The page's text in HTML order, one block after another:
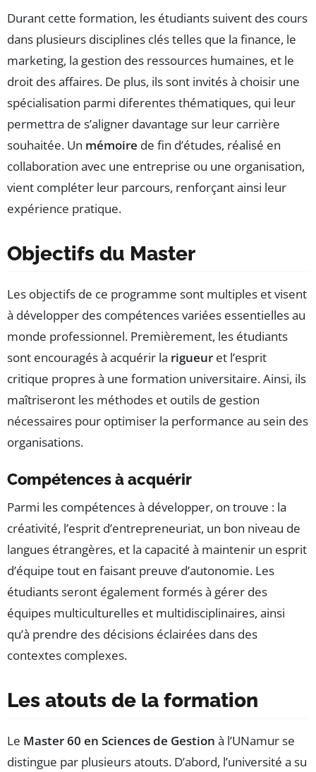
Durant cette formation, les étudiants suivent des cours
dans plusieurs disciplines clés telles que la finance, le
marketing, la gestion des ressources humaines, et le
droit des affaires. De plus, ils sont invités à choisir une
spécialisation parmi diferentes thématiques, qui leur
permettra de s’aligner davantage sur leur carrière
souhaitée. Un mémoire de fin d’études, réalisé en
collaboration avec une entreprise ou une organisation,
vient compléter leur parcours, renforçant ainsi leur
expérience pratique.
Objectifs du Master
Les objectifs de ce programme sont multiples et visent
à développer des compétences variées essentielles au
monde professionnel. Premièrement, les étudiants
sont encouragés à acquérir la rigueur et l’esprit
critique propres à une formation universitaire. Ainsi, ils
maîtriseront les méthodes et outils de gestion
nécessaires pour optimiser la performance au sein des
organisations.
Compétences à acquérir
Parmi les compétences à développer, on trouve : la
créativité, l’esprit d’entrepreneuriat, un bon niveau de
langues étrangères, et la capacité à maintenir un esprit
d’équipe tout en faisant preuve d’autonomie. Les
étudiants seront également formés à gérer des
équipes multiculturelles et multidisciplinaires, ainsi
qu’à prendre des décisions éclairées dans des
contextes complexes.
Les atouts de la formation
Le Master 60 en Sciences de Gestion à l’UNamur se
distingue par plusieurs atouts. D’abord, l’université a su